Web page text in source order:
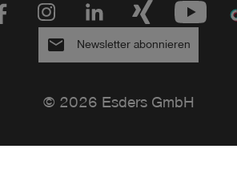
email Newsletter abonnieren
© 2026 Esders GmbH